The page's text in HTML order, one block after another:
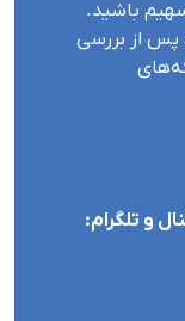
سهیم باشید.
پس از بررسی
و تلگرام: